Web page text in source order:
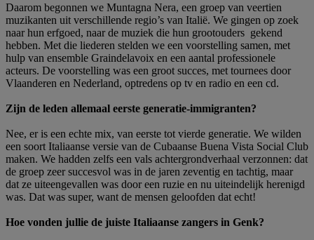
Daarom begonnen we Muntagna Nera, een groep van veertien
muzikanten uit verschillende regio’s van Italië. We gingen op zoek
naar hun erfgoed, naar de muziek die hun grootouders gekend
hebben. Met die liederen stelden we een voorstelling samen, met
hulp van ensemble Graindelavoix en een aantal professionele
acteurs. De voorstelling was een groot succes, met tournees door
Vlaanderen en Nederland, optredens op tv en radio en een cd.
Zijn de leden allemaal eerste generatie-immigranten?
Nee, er is een echte mix, van eerste tot vierde generatie. We wilden
een soort Italiaanse versie van de Cubaanse Buena Vista Social Club
maken. We hadden zelfs een vals achtergrondverhaal verzonnen: dat
de groep zeer succesvol was in de jaren zeventig en tachtig, maar
dat ze uiteengevallen was door een ruzie en nu uiteindelijk herenigd
was. Dat was super, want de mensen geloofden dat echt!
Hoe vonden jullie de juiste Italiaanse zangers in Genk?